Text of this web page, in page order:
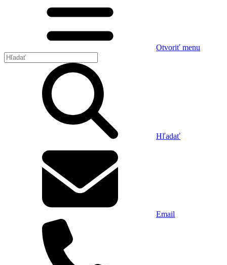
Otvoriť menu
Hľadať
Email